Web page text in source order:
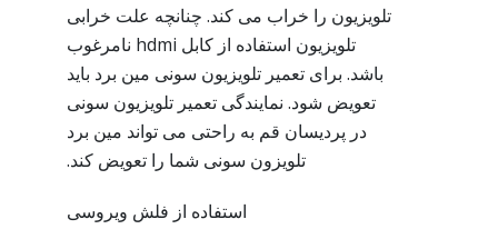
تلویزیون را خراب می کند. چنانچه علت خرابی
تلویزیون استفاده از کابل hdmi نامرغوب
باشد. برای تعمیر تلویزیون سونی مین برد باید
تعویض شود. نمایندگی تعمیر تلویزیون سونی
در پردیسان قم به راحتی می تواند مین برد
تلویزون سونی شما را تعویض کند.
استفاده از فلش ویروسی